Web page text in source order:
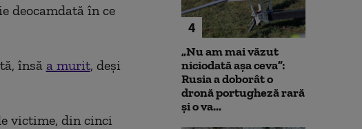
deocamdată în ce
însă a murit, deşi
victime, din cinci
4
„Nu am mai văzut
niciodată așa ceva”:
Rusia a doborât o
dronă portugheză rară
și o va...